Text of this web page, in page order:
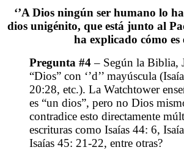
‘’A Dios ningún ser humano lo
dios unigénito, que está junto al
ha explicado cómo es
Pregunta #4– Según la Biblia,
“Dios” con ‘’d’’ mayúscula
20:28, etc.). La Watchtower
es “un dios”, pero no Dios
contradice esto directamente
escrituras como Isaías 44: 6,
Isaías 45: 21-22, entre otras?